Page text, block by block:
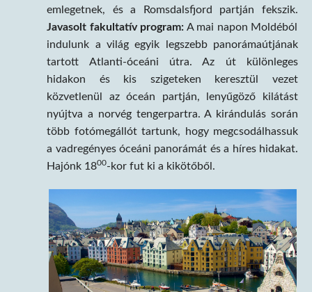
emlegetnek, és a Romsdalsfjord partján fekszik.
Javasolt fakultatív program: A mai napon Moldéból
indulunk a világ egyik legszebb panorámaútjának
tartott Atlanti-óceáni útra. Az út különleges
hidakon és kis szigeteken keresztül vezet
közvetlenül az óceán partján, lenyűgöző kilátást
nyújtva a norvég tengerpartra. A kirándulás során
több fotómegállót tartunk, hogy megcsodálhassuk
a vadregényes óceáni panorámát és a híres hidakat.
Hajónk 1800-kor fut ki a kikötőből.